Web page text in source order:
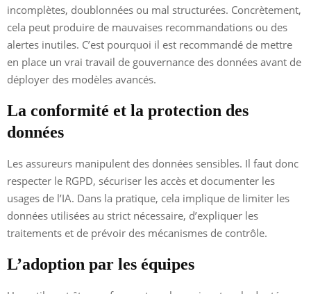
incomplètes, doublonnées ou mal structurées. Concrètement,
cela peut produire de mauvaises recommandations ou des
alertes inutiles. C’est pourquoi il est recommandé de mettre
en place un vrai travail de gouvernance des données avant de
déployer des modèles avancés.
La conformité et la protection des
données
Les assureurs manipulent des données sensibles. Il faut donc
respecter le RGPD, sécuriser les accès et documenter les
usages de l’IA. Dans la pratique, cela implique de limiter les
données utilisées au strict nécessaire, d’expliquer les
traitements et de prévoir des mécanismes de contrôle.
L’adoption par les équipes